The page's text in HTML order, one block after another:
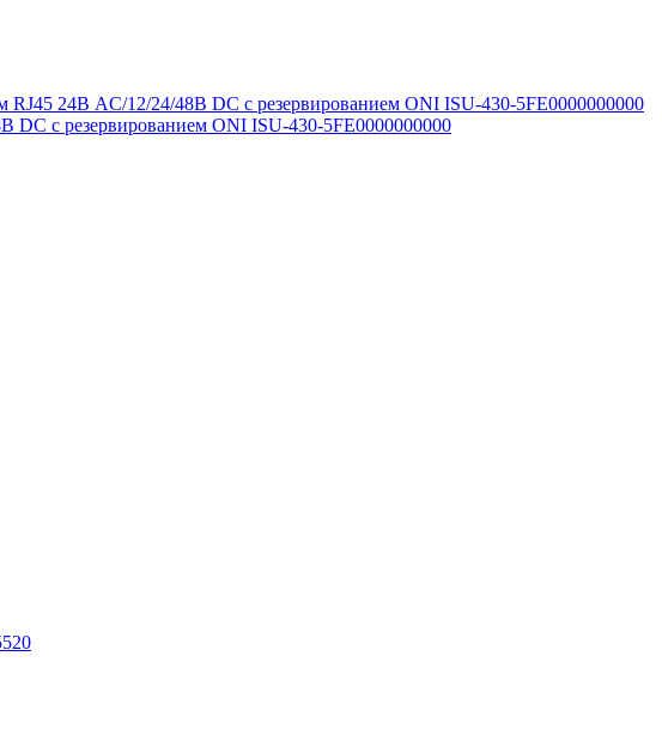
DC с резервированием ONI ISU-430-5FE0000000000